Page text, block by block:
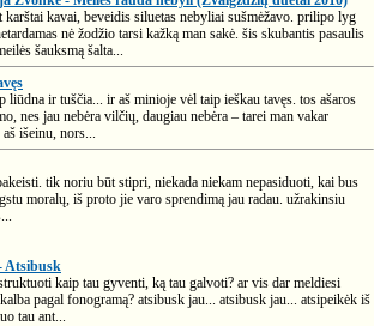
kavai, beveidis siluetas nebyliai sušmėžavo. prilipo lyg
nė žodžio tarsi kažką man sakė. šis skubantis pasaulis
šauksmą šalta...
liūdna ir tuščia... ir aš minioje vėl taip ieškau tavęs. tos ašaros
nes jau nebėra vilčių, daugiau nebėra – tarei man vakar
išeinu, nors...
tik noriu būt stipri, niekada niekam nepasiduoti, kai bus
moralų, iš proto jie varo sprendimą jau radau. užrakinsiu
Atsibusk
kaip tau gyventi, ką tau galvoti? ar vis dar meldiesi
pagal fonogramą? atsibusk jau... atsibusk jau... atsipeikėk iš
tau ant...